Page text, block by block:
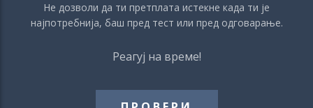
Не дозволи да ти претплата истекне када ти је
најпотребнија, баш пред тест или пред одговарање.
Реагуј на време!